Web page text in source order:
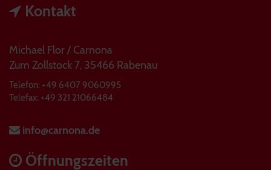
Kontakt
Michael Flor / Carnona
Zum Zollstock 7, 35466 Rabenau
Telefon: +49 6407 9060995
Telefax: +49 321 21066484
info@carnona.de
Öffnungszeiten